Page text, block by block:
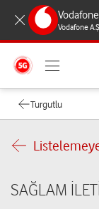
Vodafone A.Ş.
Turgutlu
SAĞLAM